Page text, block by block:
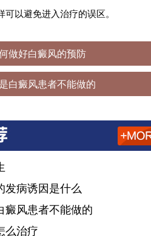
以避免进入治疗的误区。
做好白癜风的预防
白癜风患者不能做的
发病诱因是什么
癜风患者不能做的
么治疗